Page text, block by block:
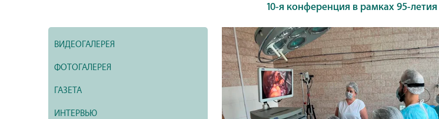
10-я конференция в рамках 95-
ВИДЕОГАЛЕРЕЯ
ФОТОГАЛЕРЕЯ
ГАЗЕТА
ИНТЕРВЬЮ